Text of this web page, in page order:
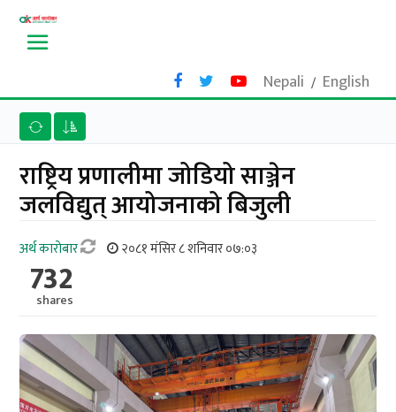
Nepali / English
राष्ट्रिय प्रणालीमा जोडियो साञ्जेन
जलविद्युत् आयोजनाको बिजुली
अर्थ काराेबार २०८१ मंसिर ८ शनिवार ०७:०३
732
shares